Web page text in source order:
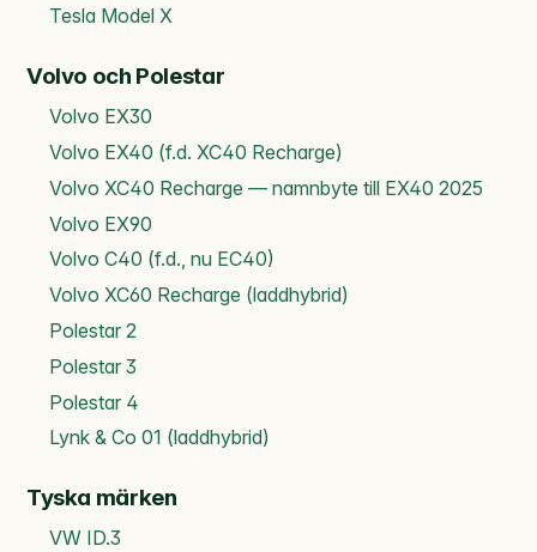
Tesla Model X
Volvo och Polestar
Volvo EX30
Volvo EX40 (f.d. XC40 Recharge)
Volvo XC40 Recharge — namnbyte till EX40 2025
Volvo EX90
Volvo C40 (f.d., nu EC40)
Volvo XC60 Recharge (laddhybrid)
Polestar 2
Polestar 3
Polestar 4
Lynk & Co 01 (laddhybrid)
Tyska märken
VW ID.3